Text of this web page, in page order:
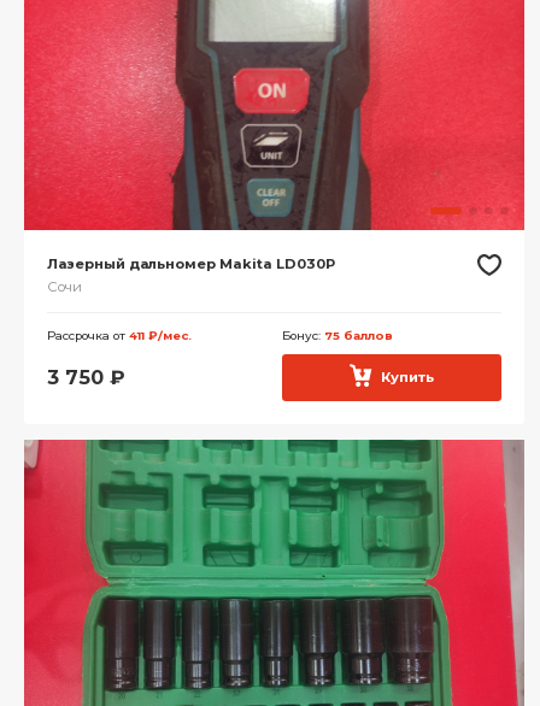
Лазерный дальномер Makita LD030P
Сочи
Рассрочка от 411 ₽/мес. Бонус: 75 баллов
3 750 ₽ Купить